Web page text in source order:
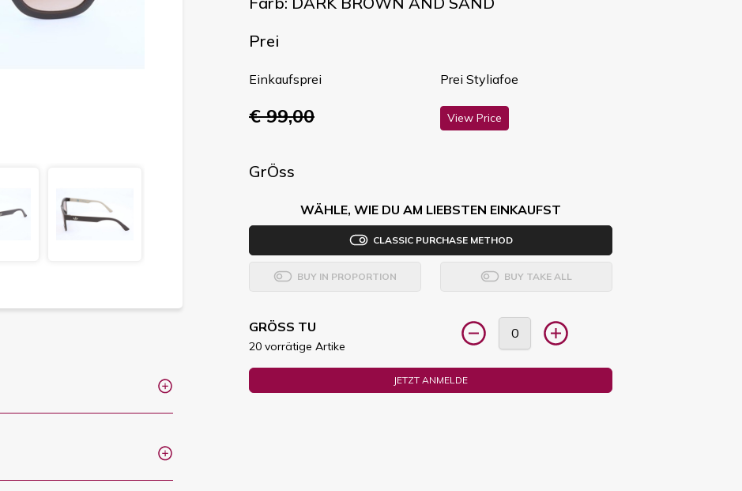
Prei
Einkaufsprei
€ 99,00
Prei Styliafoe
View Price
GrÖss
WÄHLE, WIE DU AM LIEBSTEN EINKAUFST
CLASSIC PURCHASE METHOD
BUY IN PROPORTION BUY TAKE ALL
GRÖSS TU
20 vorrätige Artike
JETZT ANMELDE